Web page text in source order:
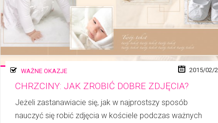
WAŻNE OKAZJE 2015/02/
CHRZCINY: JAK ZROBIĆ DOBRE ZDJĘCIA?
Jeżeli zastanawiacie się, jak w najprostszy sposób
nauczyć się robić zdjęcia w koś­ciele podczas ważnych